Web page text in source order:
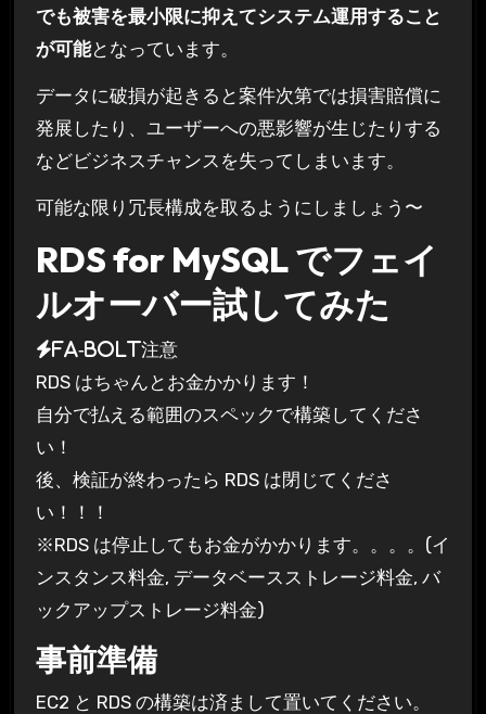
でも被害を最小限に抑えてシステム運用すること
が可能となっています。
データに破損が起きると案件次第では損害賠償に
発展したり、ユーザーへの悪影響が生じたりする
などビジネスチャンスを失ってしまいます。
可能な限り冗長構成を取るようにしましょう〜
RDS for MySQL でフェイ
ルオーバー試してみた
fa-bolt注意
RDS はちゃんとお金かかります！
自分で払える範囲のスペックで構築してくださ
い！
後、検証が終わったら RDS は閉じてくださ
い！！！
※RDS は停止してもお金がかかります。。。。(イ
ンスタンス料金, データベースストレージ料金, バ
ックアップストレージ料金)
事前準備
EC2 と RDS の構築は済まして置いてください。